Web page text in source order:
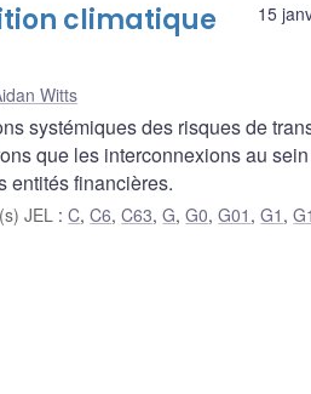
15
climatique
Witts
systémiques des risques de
que les interconnexions au
entités financières.
JEL :C,C6,C63,G,G0,G01 ,G1 ,